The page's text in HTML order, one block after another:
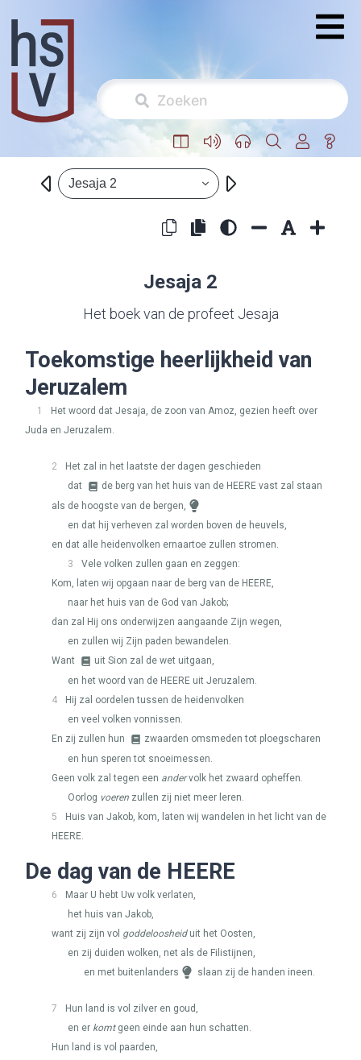
Jesaja 2
Jesaja 2
Het boek van de profeet Jesaja
Toekomstige heerlijkheid van
Jeruzalem
1
Het woord dat Jesaja, de zoon van Amoz, gezien heeft over
Juda en Jeruzalem.
2
Het zal in het laatste der dagen geschieden
dat
de berg van het huis van de HEERE vast zal staan
als de hoogste van de bergen,
en dat hij verheven zal worden boven de heuvels,
en dat alle heidenvolken ernaartoe zullen stromen.
3
Vele volken zullen gaan en zeggen:
Kom, laten wij opgaan naar de berg van de HEERE,
naar het huis van de God van Jakob;
dan zal Hij ons onderwijzen aangaande Zijn wegen,
en zullen wij Zijn paden bewandelen.
Want
uit Sion zal de wet uitgaan,
en het woord van de HEERE uit Jeruzalem.
4
Hij zal oordelen tussen de heidenvolken
en veel volken vonnissen.
En zij zullen hun
zwaarden omsmeden tot ploegscharen
en hun speren tot snoeimessen.
Geen volk zal tegen een andervolk het zwaard opheffen.
Oorlog voeren zullen zij niet meer leren.
5
Huis van Jakob, kom, laten wij wandelen in het licht van de
HEERE.
De dag van de HEERE
6
Maar U hebt Uw volk verlaten,
het huis van Jakob,
want zij zijn vol goddeloosheiduit het Oosten,
en zij duiden wolken, net als de Filistijnen,
en met buitenlanders
slaan zij de handen ineen.
7
Hun land is vol zilver en goud,
en er komtgeen einde aan hun schatten.
Hun land is vol paarden,